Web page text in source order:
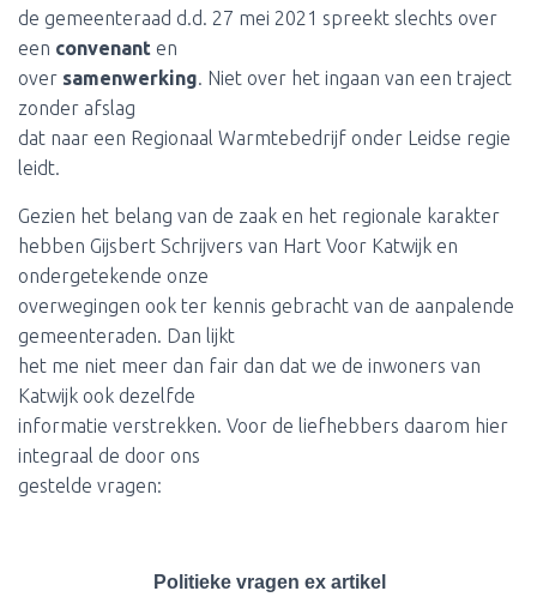
de gemeenteraad d.d. 27 mei 2021 spreekt slechts over
een convenant en
over samenwerking. Niet over het ingaan van een traject
zonder afslag
dat naar een Regionaal Warmtebedrijf onder Leidse regie
leidt.
Gezien het belang van de zaak en het regionale karakter
hebben Gijsbert Schrijvers van Hart Voor Katwijk en
ondergetekende onze
overwegingen ook ter kennis gebracht van de aanpalende
gemeenteraden. Dan lijkt
het me niet meer dan fair dan dat we de inwoners van
Katwijk ook dezelfde
informatie verstrekken. Voor de liefhebbers daarom hier
integraal de door ons
gestelde vragen:
Politieke vragen ex artikel